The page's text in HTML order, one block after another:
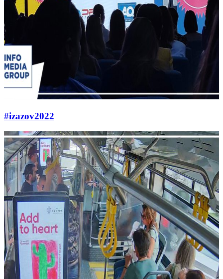
#izazov2022